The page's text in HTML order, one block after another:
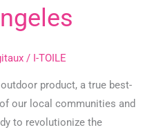
/ I-TOILE
product, a true best-
our local communities and
to revolutionize the